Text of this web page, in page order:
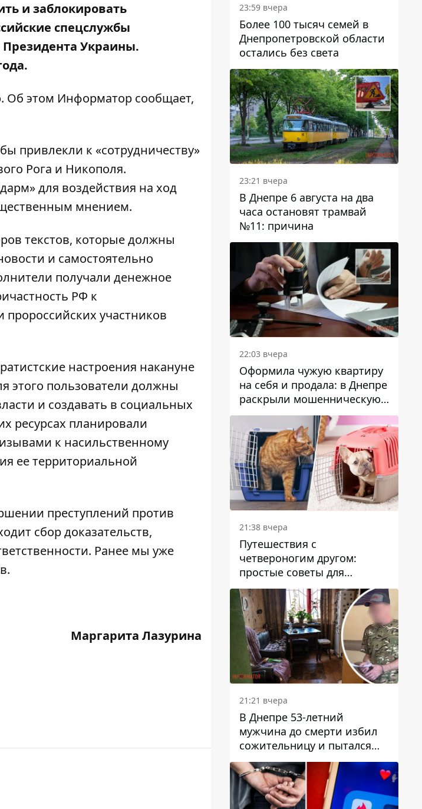
и заблокировать
спецслужбы
Украины.
Об этом Информатор сообщает,
привлекли к «сотрудничеству»
Рога и Никополя.
для воздействия на ход
мнением.
текстов, которые должны
и самостоятельно
получали денежное
РФ к
участников
настроения накануне
этого пользователи должны
и создавать в социальных
ресурсах планировали
к насильственному
ее территориальной
преступлений против
сбор доказательств,
Ранее мы уже
.
Маргарита Лазурина
23:59 вчера
Более 100 тысяч семей в
Днепропетровской области
остались без света
23:21 вчера
В Днепре 6 августа на два
часа остановят трамвай
№11: причина
22:03 вчера
Оформила чужую квартиру
на себя и продала: в Днепре
раскрыли мошенническую
схему с недвижимостью
21:38 вчера
Путешествия с
четвероногим другом:
простые советы для
поездок с животными
21:21 вчера
В Днепре 53-летний
мужчина до смерти избил
сожительницу и пытался
скрыть преступление:
детали